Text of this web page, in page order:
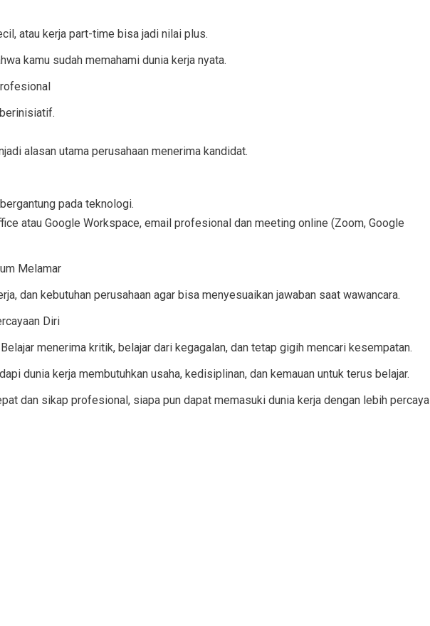
atau kerja part-time bisa jadi nilai plus.
kamu sudah memahami dunia kerja nyata.
alasan utama perusahaan menerima kandidat.
pada teknologi.
atau Google Workspace, email profesional dan meeting online (Zoom, Google
Melamar
dan kebutuhan perusahaan agar bisa menyesuaikan jawaban saat wawancara.
Diri
menerima kritik, belajar dari kegagalan, dan tetap gigih mencari kesempatan.
dunia kerja membutuhkan usaha, kedisiplinan, dan kemauan untuk terus belajar.
dan sikap profesional, siapa pun dapat memasuki dunia kerja dengan lebih percaya